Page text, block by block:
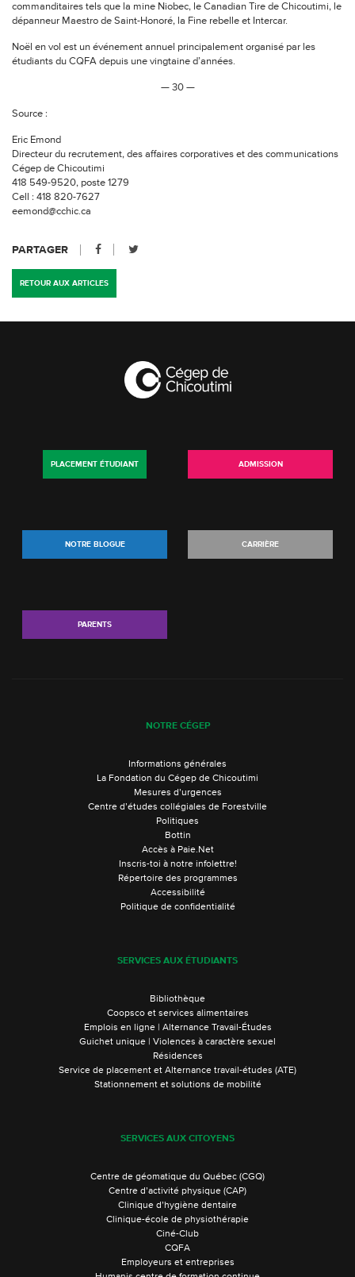
commanditaires tels que la mine Niobec, le Canadian Tire de Chicoutimi, le
dépanneur Maestro de Saint-Honoré, la Fine rebelle et Intercar.
Noël en vol est un événement annuel principalement organisé par les
étudiants du CQFA depuis une vingtaine d’années.
— 30 —
Source :
Eric Emond
Directeur du recrutement, des affaires corporatives et des communications
Cégep de Chicoutimi
418 549-9520, poste 1279
Cell : 418 820-7627
eemond@cchic.ca
PARTAGER
RETOUR AUX ARTICLES
PLACEMENT ÉTUDIANT ADMISSION
NOTRE BLOGUE CARRIÈRE
PARENTS
NOTRE CÉGEP
Informations générales
La Fondation du Cégep de Chicoutimi
Mesures d’urgences
Centre d’études collégiales de Forestville
Politiques
Bottin
Accès à Paie.Net
Inscris-toi à notre infolettre!
Répertoire des programmes
Accessibilité
Politique de confidentialité
SERVICES AUX ÉTUDIANTS
Bibliothèque
Coopsco et services alimentaires
Emplois en ligne | Alternance Travail-Études
Guichet unique | Violences à caractère sexuel
Résidences
Service de placement et Alternance travail-études (ATE)
Stationnement et solutions de mobilité
SERVICES AUX CITOYENS
Centre de géomatique du Québec (CGQ)
Centre d’activité physique (CAP)
Clinique d’hygiène dentaire
Clinique-école de physiothérapie
Ciné-Club
CQFA
Employeurs et entreprises